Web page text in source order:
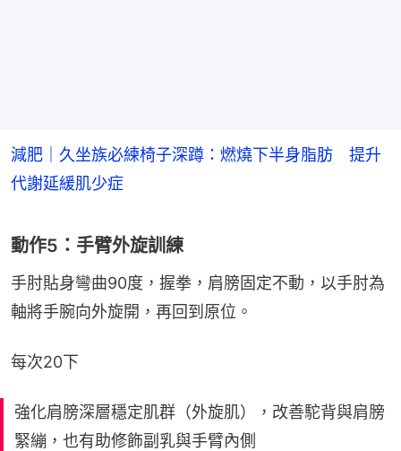
減肥｜久坐族必練椅子深蹲：燃燒下半身脂肪 提升
代謝延緩肌少症
動作5：手臂外旋訓練
手肘貼身彎曲90度，握拳，肩膀固定不動，以手肘為
軸將手腕向外旋開，再回到原位。
每次20下
強化肩膀深層穩定肌群（外旋肌），改善駝背與肩膀
緊繃，也有助修飾副乳與手臂內側